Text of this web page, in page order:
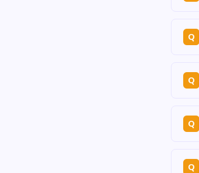
Q
Q
Q
Q